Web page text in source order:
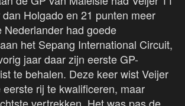
Holgado en 21 punten meer
Nederlander had goede
het Sepang International Circuit,
jaar daar zijn eerste GP-
te behalen. Deze keer wist Veijer
rij te kwalificeren, maar